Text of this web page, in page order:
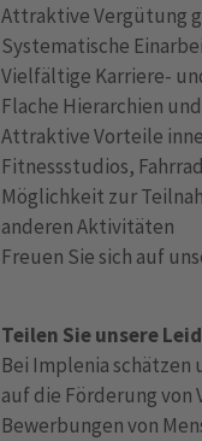
Attraktive Vergütung
Systematische
Vielfältige Karriere-
Flache Hierarchien
Attraktive Vorteile
Fitnessstudios,
Möglichkeit zur
anderen Aktivitäten
Freuen Sie sich auf
Teilen Sie unsere
Bei Implenia
auf die Förderung
Bewerbungen von